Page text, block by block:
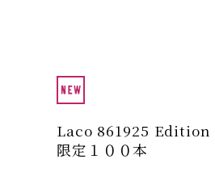
5.中国・四国 購入者特典
Laco 861925 Edition
限定１００本